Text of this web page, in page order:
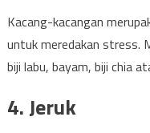
Kacang-kacangan
untuk meredakan stress.
biji labu, bayam, biji chia
4. Jeruk